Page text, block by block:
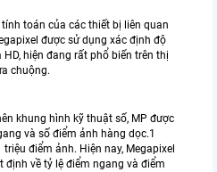
toán của các thiết bị liên quan
được sử dụng xác định độ
hiện đang rất phổ biến trên thị
chuộng.
khung hình kỹ thuật số, MP được
và số điểm ảnh hàng dọc.1
điểm ảnh. Hiện nay, Megapixel
về tỷ lệ điểm ngang và điểm